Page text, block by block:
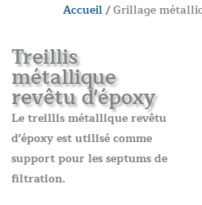
Accueil / Grillage
Treillis
métallique
revêtu d'époxy
Le treillis métallique revêtu
d'époxy est utilisé comme
support pour les septums de
filtration.